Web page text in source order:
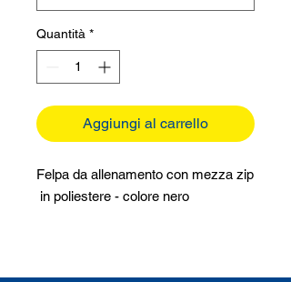
Quantità *
Aggiungi al carrello
Felpa da allenamento con mezza zip
in poliestere - colore nero